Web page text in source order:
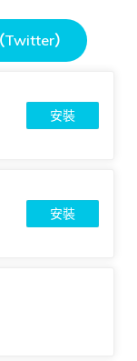
）
安裝
安裝